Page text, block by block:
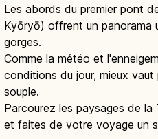
Les abords du premier pont
Kyōryō) offrent un panorama
gorges.
Comme la météo et
conditions du jour, mieux vaut
souple.
Parcourez les paysages de la
et faites de votre voyage un